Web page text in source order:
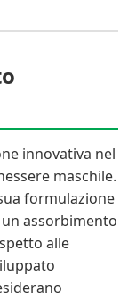
innovativa nel
maschile.
formulazione
assorbimento
alle